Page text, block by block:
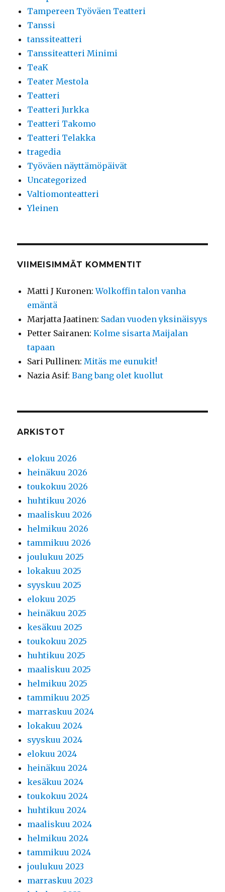
Tampereen Työväen Teatteri
Tanssi
tanssiteatteri
Tanssiteatteri Minimi
TeaK
Teater Mestola
Teatteri
Teatteri Jurkka
Teatteri Takomo
Teatteri Telakka
tragedia
Työväen näyttämöpäivät
Uncategorized
Valtiomonteatteri
Yleinen
VIIMEISIMMÄT KOMMENTIT
Matti J Kuronen:Wolkoffin talon vanha
emäntä
Marjatta Jaatinen: Sadan vuoden yksinäisyys
Petter Sairanen:Kolme sisarta Maijalan
tapaan
Sari Pullinen: Mitäs me eunukit!
Nazia Asif:Bang bang olet kuollut
ARKISTOT
elokuu 2026
heinäkuu 2026
toukokuu 2026
huhtikuu 2026
maaliskuu 2026
helmikuu 2026
tammikuu 2026
joulukuu 2025
lokakuu 2025
syyskuu 2025
elokuu 2025
heinäkuu 2025
kesäkuu 2025
toukokuu 2025
huhtikuu 2025
maaliskuu 2025
helmikuu 2025
tammikuu 2025
marraskuu 2024
lokakuu 2024
syyskuu 2024
elokuu 2024
heinäkuu 2024
kesäkuu 2024
toukokuu 2024
huhtikuu 2024
maaliskuu 2024
helmikuu 2024
tammikuu 2024
joulukuu 2023
marraskuu 2023